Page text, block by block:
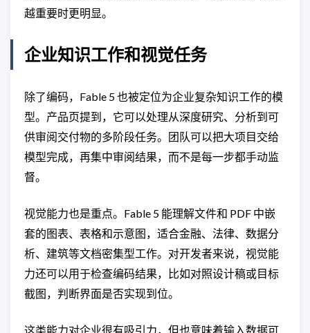
越重要时更明显。
企业知识工作和视觉任务
除了编码，Fable 5 也被定位为企业复杂知识工作的模
型。产品页提到，它可以处理从深度研究、分析到可
供审阅交付物的多阶段任务。团队可以把大项目交给
模型完成，再集中审阅结果，而不是每一步都手动监
督。
视觉能力也是重点。Fable 5 能理解文件和 PDF 中嵌
套的图表、表格和示意图，适合金融、法律、数据分
析、建筑等文档密集型工作。对开发者来说，视觉能
力还可以用于检查编码结果，比如对照设计稿或目标
截图，判断界面是否实现到位。
这类能力对企业很有吸引力，但也意味着输入数据可